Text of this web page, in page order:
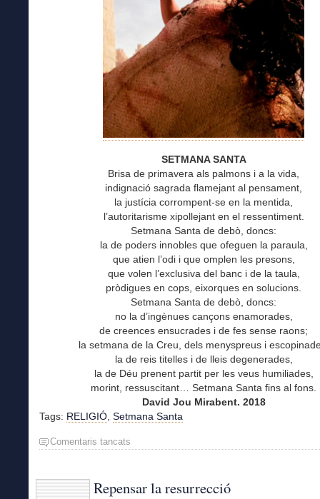
SETMANA SANTA
Brisa de primavera als palmons i a la vida,
indignació sagrada flamejant al pensament,
la justícia corrompent-se en la mentida,
l’autoritarisme xipollejant en el ressentiment.
Setmana Santa de debò, doncs:
la de poders innobles que ofeguen la paraula,
que atien l’odi i que omplen les presons,
que volen l’exclusiva del banc i de la taula,
pròdigues en cops, eixorques en solucions.
Setmana Santa de debò, doncs:
no la d’ingènues cançons enamorades,
de creences ensucrades i de fes sense raons;
la setmana de la Creu, dels menyspreus i
la de reis titelles i de lleis degenerades,
la de Déu prenent partit per les veus humiliades,
morint, ressuscitant… Setmana Santa fins al fons.
David Jou Mirabent. 2018
Tags: RELIGIÓ Setmana Santa
Comentaris tancats
Repensar la resurrecció